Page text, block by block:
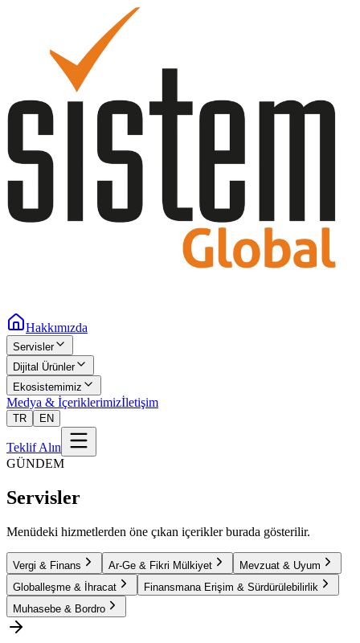
Hakkımızda
Servisler
Dijital Ürünler
Ekosistemimiz
Medya & İçeriklerimizİletişim
TR EN
Teklif Alın
GÜNDEM
Servisler
Menüdeki hizmetlerden öne çıkan içerikler burada gösterilir.
Vergi & Finans Ar-Ge & Fikri Mülkiyet
Mevzuat & Uyum
Globalleşme & İhracat
Finansmana Erişim & Sürdürülebilirlik
Muhasebe & Bordro